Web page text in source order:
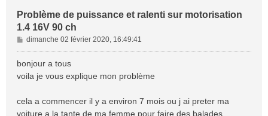
Problème de puissance et ralenti sur motorisation
1.4 16V 90 ch
M
e
s
s
e
dimanche 02 février 2020, 16:49:41
bonjour a tous
voila je vous explique mon problème
cela a commencer il y a environ 7 mois ou j ai preter ma
voiture a la tante de ma femme pour faire des balades